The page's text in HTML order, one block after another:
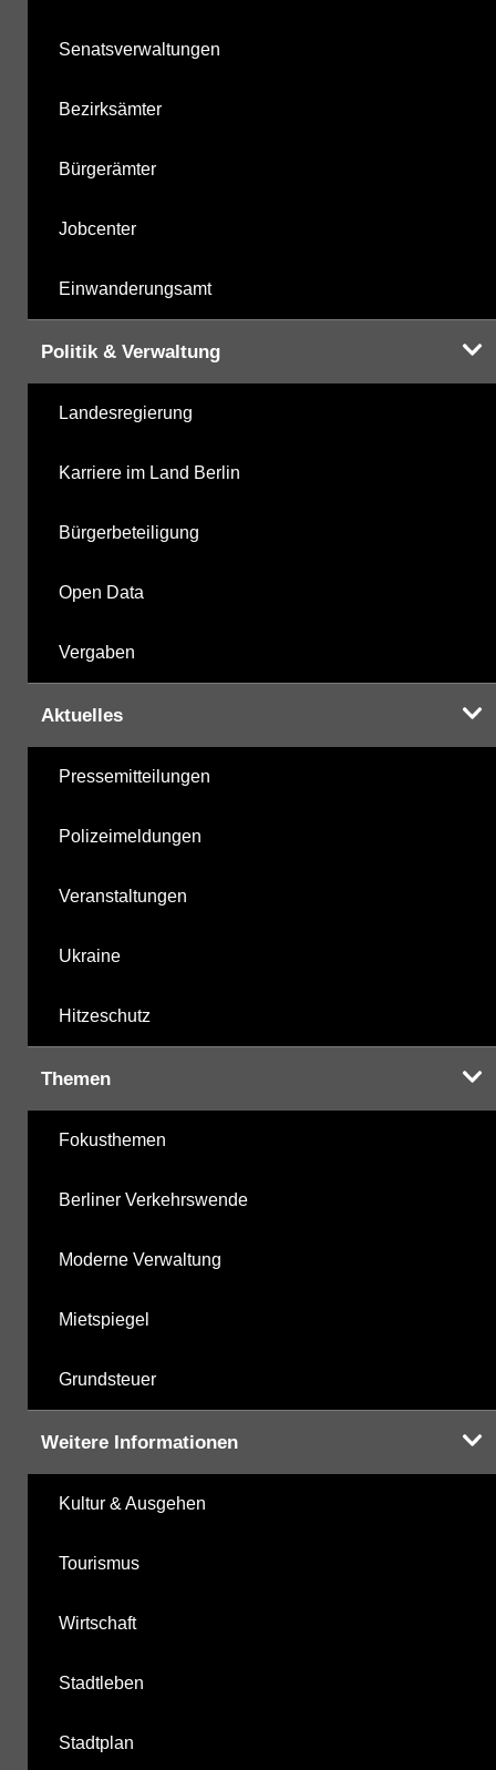
Senatsverwaltungen
Bezirksämter
Bürgerämter
Jobcenter
Einwanderungsamt
Politik & Verwaltung
Landesregierung
Karriere im Land Berlin
Bürgerbeteiligung
Open Data
Vergaben
Aktuelles
Pressemitteilungen
Polizeimeldungen
Veranstaltungen
Ukraine
Hitzeschutz
Themen
Fokusthemen
Berliner Verkehrswende
Moderne Verwaltung
Mietspiegel
Grundsteuer
Weitere Informationen
Kultur & Ausgehen
Tourismus
Wirtschaft
Stadtleben
Stadtplan